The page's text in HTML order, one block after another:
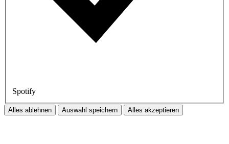
Spotify
Alles ablehnen Auswahl speichern Alles akzeptieren